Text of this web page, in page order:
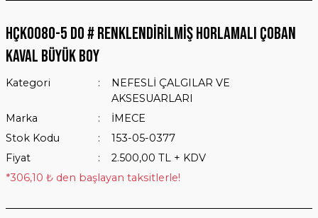
HÇK0080-5 DO # RENKLENDİRİLMİŞ HORLAMALI ÇOBAN
KAVAL BÜYÜK BOY
Kategori
NEFESLİ ÇALGILAR VE
AKSESUARLARI
Marka
İMECE
Stok Kodu
153-05-0377
Fiyat
2.500,00 TL + KDV
*306,10 ₺ den başlayan taksitlerle!